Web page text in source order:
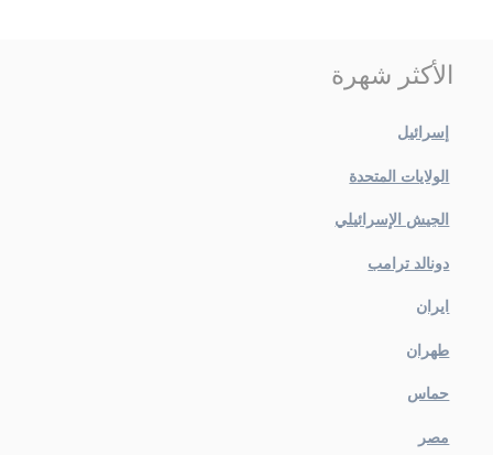
الأكثر شهرة
إسرائيل
الولايات المتحدة
الجيش الإسرائيلي
دونالد ترامب
ايران
طهران
حماس
مصر